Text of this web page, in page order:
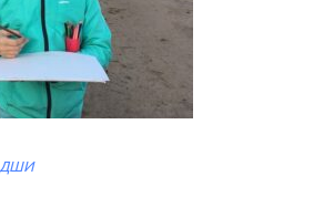
ДШИ